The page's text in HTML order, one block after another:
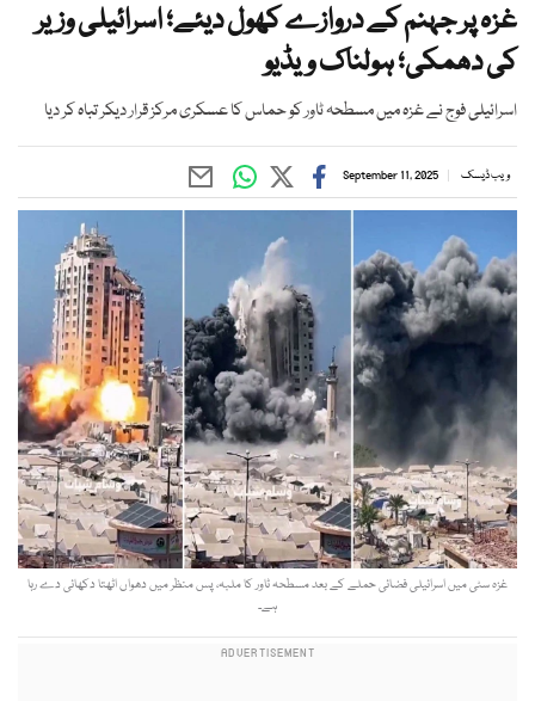
غزہ پر جہنم کے دروازے کھول دیئے؛ اسرائیلی وزیر
کی دھمکی؛ ہولناک ویڈیو
اسرائیلی فوج نے غزہ میں مسطحہ ٹاور کو حماس کا عسکری مرکز قرار دیکر تباہ کر دیا
ویب ڈیسک September 11, 2025
غزہ سٹی میں اسرائیلی فضائی حملے کے بعد مسطحہ ٹاور کا ملبہ، پس منظر میں دھواں اٹھتا دکھائی دے رہا
ہے۔